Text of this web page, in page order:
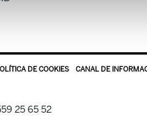
DE COOKIES CANAL DE
25 65 52